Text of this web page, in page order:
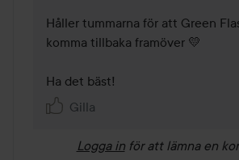
Håller tummarna för att Green
komma tillbaka framöver 💛
Ha det bäst!
Gilla
Logga in för att lämna en